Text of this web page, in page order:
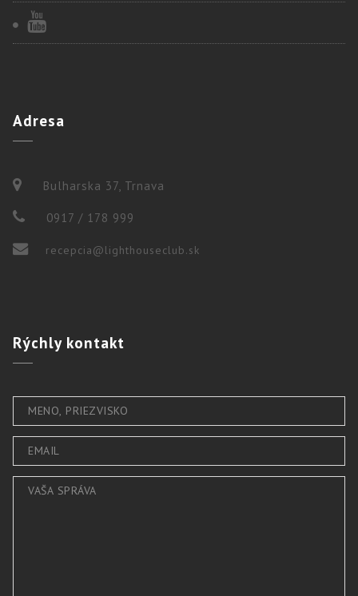
Adresa
Bulharska 37, Trnava
0917 / 178 999
recepcia@lighthouseclub.sk
Rýchlykontakt